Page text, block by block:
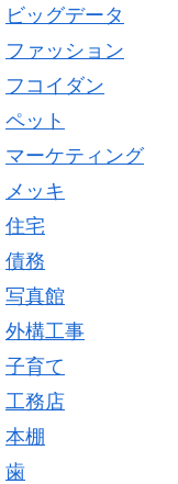
ビッグデータ
ファッション
フコイダン
ペット
マーケティング
メッキ
住宅
債務
写真館
外構工事
子育て
工務店
本棚
歯